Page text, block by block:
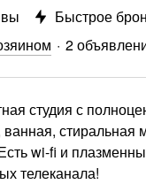
2
Быстрое
студия с
ванная,
wi-fi и
телеканала!